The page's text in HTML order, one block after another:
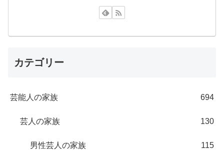
カテゴリー
芸能人の家族 694
芸人の家族 130
男性芸人の家族 115